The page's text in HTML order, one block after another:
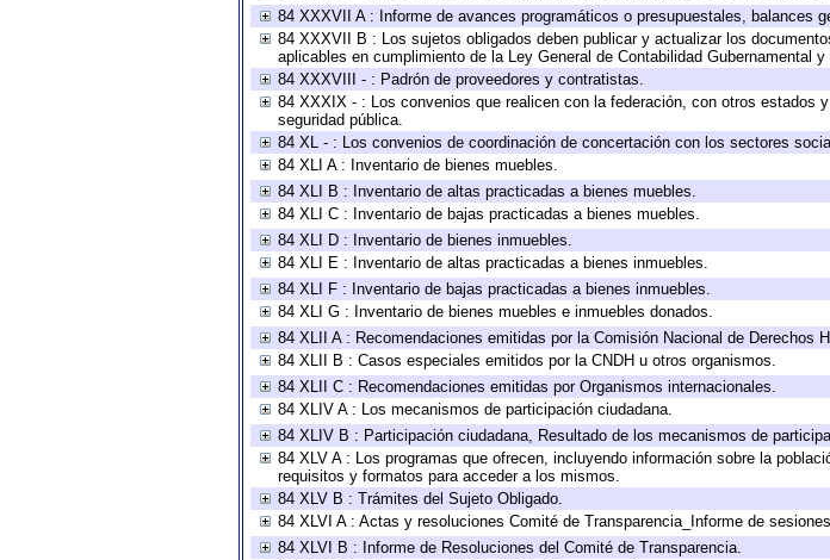
84 XXXVII A : Informe de avances programáticos o presupuestales, balances
84 XXXVII B : Los sujetos obligados deben publicar y actualizar los
aplicables en cumplimiento de la Ley General de Contabilidad Gubernamental
84 XXXVIII - : Padrón de proveedores y contratistas.
84 XXXIX - : Los convenios que realicen con la federación, con otros estados
seguridad pública.
84 XL - : Los convenios de coordinación de concertación con los sectores
84 XLI A : Inventario de bienes muebles.
84 XLI B : Inventario de altas practicadas a bienes muebles.
84 XLI C : Inventario de bajas practicadas a bienes muebles.
84 XLI D : Inventario de bienes inmuebles.
84 XLI E : Inventario de altas practicadas a bienes inmuebles.
84 XLI F : Inventario de bajas practicadas a bienes inmuebles.
84 XLI G : Inventario de bienes muebles e inmuebles donados.
84 XLII A : Recomendaciones emitidas por la Comisión Nacional de Derechos
84 XLII B : Casos especiales emitidos por la CNDH u otros organismos.
84 XLII C : Recomendaciones emitidas por Organismos internacionales.
84 XLIV A : Los mecanismos de participación ciudadana.
84 XLIV B : Participación ciudadana, Resultado de los mecanismos de
84 XLV A : Los programas que ofrecen, incluyendo información sobre la
requisitos y formatos para acceder a los mismos.
84 XLV B : Trámites del Sujeto Obligado.
84 XLVI A : Actas y resoluciones Comité de Transparencia_Informe de
84 XLVI B : Informe de Resoluciones del Comité de Transparencia.